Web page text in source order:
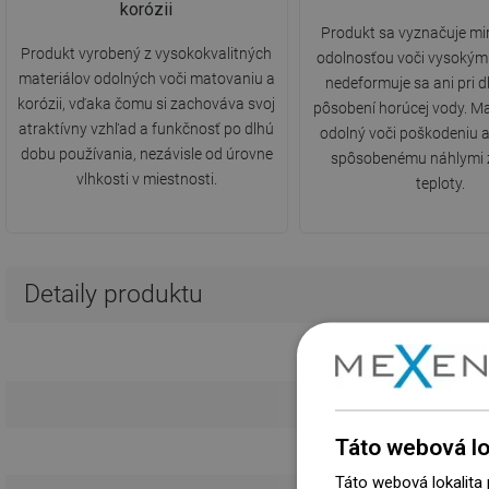
korózii
Produkt vyrobený z vysokokvalitných
materiálov odolných voči matovaniu a
korózii, vďaka čomu si zachováva svoj
atraktívny vzhľad a funkčnosť po dlhú
dobu používania, nezávisle od úrovne
vlhkosti v miestnosti.
Produkt sa vyznačuje
odolnosťou voči
nedeformuje sa ani pri
pôsobení horúcej vody.
odolný voči poškodeniu
spôsobenému náhlymi
teploty.
Detaily produktu
Táto webová
Táto webová lokalita